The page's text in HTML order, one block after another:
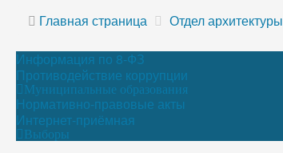
Главная страница Отдел архитектуры
Информация по 8-ФЗ
Противодействие коррупции
Муниципальные образования
Нормативно-правовые акты
Интернет-приёмная
Выборы